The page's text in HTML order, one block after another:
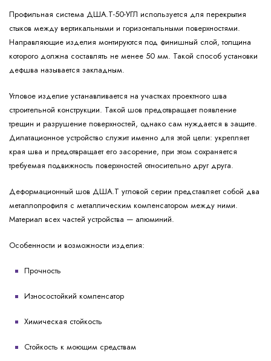
Профильная система ДША.Т-50-УГЛ используется для перекрытия
стыков между вертикальными и горизонтальными поверхностями.
Направляющие изделия монтируются под финишный слой, толщина
которого должна составлять не менее 50 мм. Такой способ установки
дефшва называется закладным.
Угловое изделие устанавливается на участках проектного шва
строительной конструкции. Такой шов предотвращает появление
трещин и разрушение поверхностей, однако сам нуждается в защите.
Дилатационное устройство служит именно для этой цели: укрепляет
края шва и предотвращает его засорение, при этом сохраняется
требуемая подвижность поверхностей относительно друг друга.
Деформационный шов ДША.Т угловой серии представляет собой два
металлопрофиля с металлическим компенсатором между ними.
Материал всех частей устройства — алюминий.
Особенности и возможности изделия:
Прочность
Износостойкий компенсатор
Химическая стойкость
Стойкость к моющим средствам